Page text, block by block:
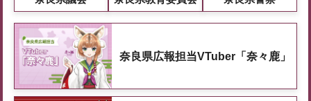
奈良県広報担当VTuber「奈々鹿」